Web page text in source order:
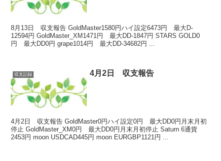
8月13日 収支報告 GoldMaster1580円ハイ設定6473円 最大D-
12594円 GoldMaster_XM1471円 最大DD-1847円 STARS GOLD0
円 最大DD0円 grape1014円 最大DD-34682円 ...
収支記録 4月2日 収支報告
4月2日 収支報告 GoldMaster0円ハイ設定0円 最大DD0円月末月初
停止 GoldMaster_XM0円 最大DD0円月末月初停止 Saturn 6通貨
2453円 moon USDCAD445円 moon EURGBP1121円 ...